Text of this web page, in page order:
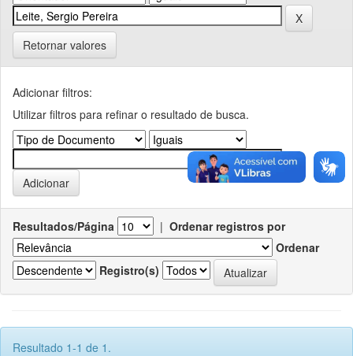
Retornar valores
Adicionar filtros:
Utilizar filtros para refinar o resultado de busca.
Resultados/Página | Ordenar registros por
Ordenar
Registro(s)
Resultado 1-1 de 1.